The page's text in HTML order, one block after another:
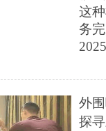
这
务
外
探